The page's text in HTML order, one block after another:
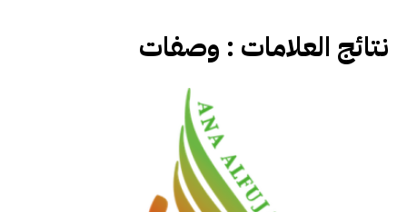
نتائج العلامات : وصفات